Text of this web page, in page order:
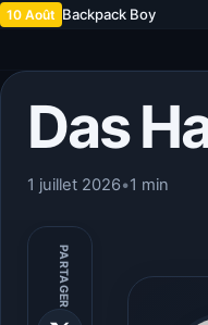
10 Août Backpack Boy
Das
1 juillet 2026•1 min
PARTAGER